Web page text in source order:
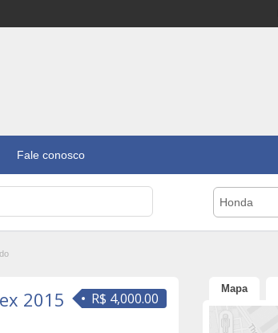
Fale conosco
Honda
R$ 4,000.00
2015
Mapa